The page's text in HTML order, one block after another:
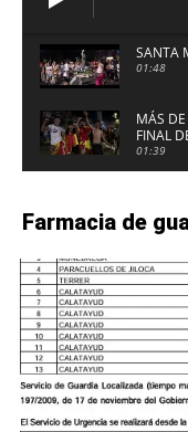
SANTA
01:48
MÁS
FINAL
FUERTE
01:39
Farmacia de